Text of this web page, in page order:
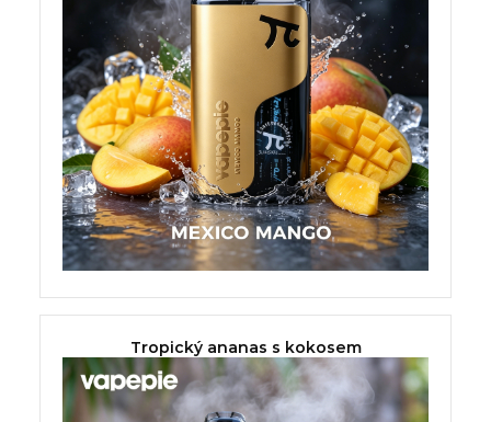
Tropický ananas s kokosem